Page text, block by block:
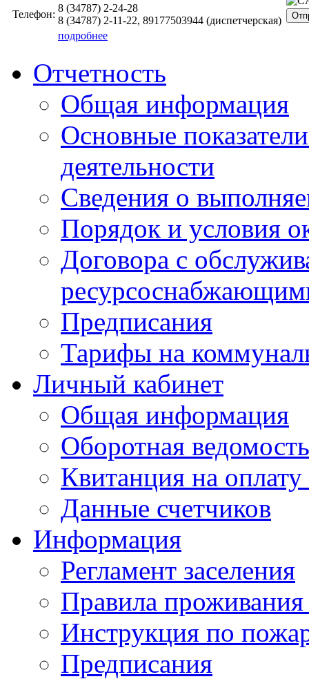
Телефон:
8 (34787) 2-24-28
8 (34787) 2-11-22, 89177503944 (диспетчерская)
подробнее
Отчетность
Общая информация
Основные
деятельности
Сведения о
Порядок и условия
Договора с
Предписания
Тарифы на
Личный кабинет
Общая информация
Оборотная ведомость
Квитанция на
Данные счетчиков
Информация
Регламент заселения
Правила
Инструкция по
Предписания